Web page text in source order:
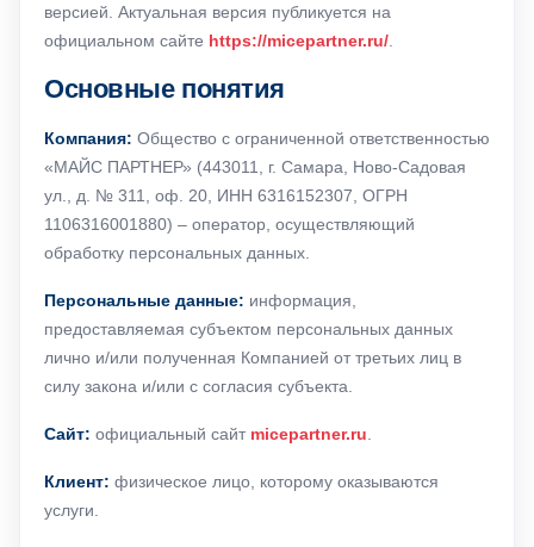
версией. Актуальная версия публикуется на
официальном сайте https://micepartner.ru/
Основные понятия
Компания: Общество с ограниченной ответственностью
«МАЙС ПАРТНЕР» (443011, г. Самара, Ново-Садовая
ул., д. № 311, оф. 20, ИНН 6316152307, ОГРН
1106316001880) – оператор, осуществляющий
обработку персональных данных.
Персональные данные: информация,
предоставляемая субъектом персональных данных
лично и/или полученная Компанией от третьих лиц в
силу закона и/или с согласия субъекта.
Сайт: официальный сайт micepartner.ru
Клиент: физическое лицо, которому оказываются
услуги.